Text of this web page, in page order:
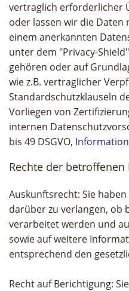
vertraglich erforderlicher
oder lassen wir die
einem anerkannten
unter dem "Privacy-
gehören oder auf
wie z.B. vertraglicher
Standardschutzklauseln
Vorliegen von
internen
bis 49 DSGVO,
Rechte der betroffenen
Auskunftsrecht: Sie
darüber zu verlangen, ob
verarbeitet werden und
sowie auf weitere
entsprechend den
Recht auf Berichtigung: